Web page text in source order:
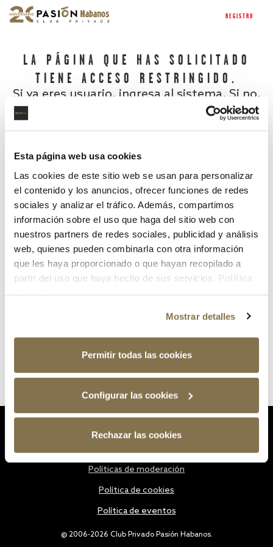
Esta página web usa cookies
Las cookies de este sitio web se usan para personalizar
el contenido y los anuncios, ofrecer funciones de redes
sociales y analizar el tráfico. Además, compartimos
información sobre el uso que haga del sitio web con
nuestros partners de redes sociales, publicidad y análisis
web, quienes pueden combinarla con otra información
que les haya proporcionado o que hayan recopilado a
partir del uso que haya hecho de sus servicios. Política
Mostrar detalles
Permitir todas las cookies
Configurar las cookies
Rechazar las cookies
REGISTRO
LA PÁGINA QUE HAS SOLICITADO
TIENE ACCESO RESTRINGIDO.
Si ya eres usuario, ingresa al sistema. Si no,
¿Has olvidado tu contraseña?
@ 2006-2026 Club Privado Pasión Habanos.
Políticas de moderación
Política de cookies
Política de eventos